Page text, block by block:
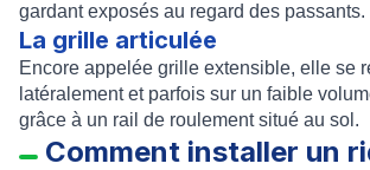
gardant exposés au regard des passants.
La grille articulée
Encore appelée grille extensible, elle se
latéralement et parfois sur un faible
grâce à un rail de roulement situé au sol.
Comment installer un